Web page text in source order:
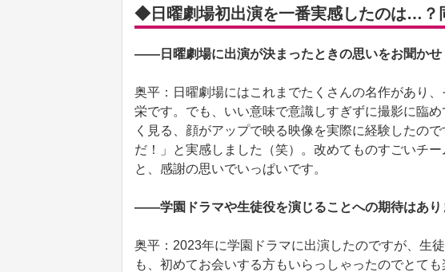
◆日曜劇場初出演を一番実感したのは…？
――日曜劇場に出演が決まったときの思いをお聞かせ
奥平：日曜劇場にはこれまでたくさんの名作があり
栄です。でも、いい意味で意識しすぎずに撮影に臨
く見る、顔がアップで映る映像を実際に経験したの
だ！」と実感しました（笑）。改めてものすごいチ
と、感謝の思いでいっぱいです。
――学園ドラマや生徒役を演じることへの期待はあり
奥平：2023年に学園ドラマに出演したのですが、生
も、初めてお会いする方もいらっしゃったのでとて